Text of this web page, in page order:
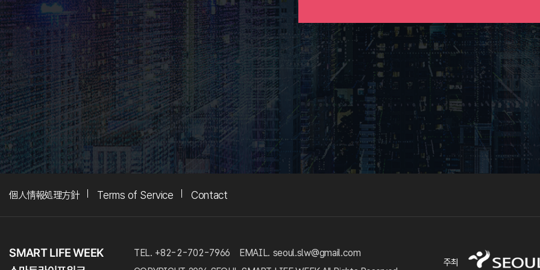
個人情報処理方針 Terms of Service Contact
TEL. +82-2-702-7966
EMAIL. seoul.slw@gmail.com
주최